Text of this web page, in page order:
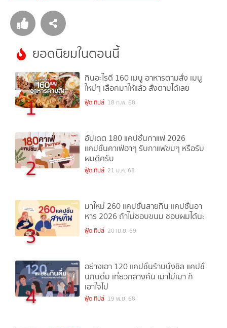
ยอดนิยมในตอนนี้
1
กินอะไรดี 160 เมนู อาหารตามสั่ง เมนู
ใหม่ๆ เลือกมาให้แล้ว สั่งตามได้เลย
ฟู้ด ทิปส์ 18 ก.พ. 68
2
อัปเดต 180 แคปชั่นกาแฟ 2026
แคปชั่นคาเฟ่ฮาๆ รับกาแฟขมๆ หรือรับ
ผมดีครับ
ฟู้ด ทิปส์ 21 ม.ค. 68
3
มาใหม่ 260 แคปชั่นสายกิน แคปชั่นอา
หาร 2026 ถ้าไม่ชอบขนม ชอบผมได้นะ
ฟู้ด ทิปส์ 20 เม.ย. 69
4
อย่างเอา 120 แคปชั่นร้านนั่งชิล แคปชั่
นกินดื่ม เที่ยวกลางคืน เมาไม่เมา ก็
เอาใจไป
ฟู้ด ทิปส์ 19 พ.ย. 68